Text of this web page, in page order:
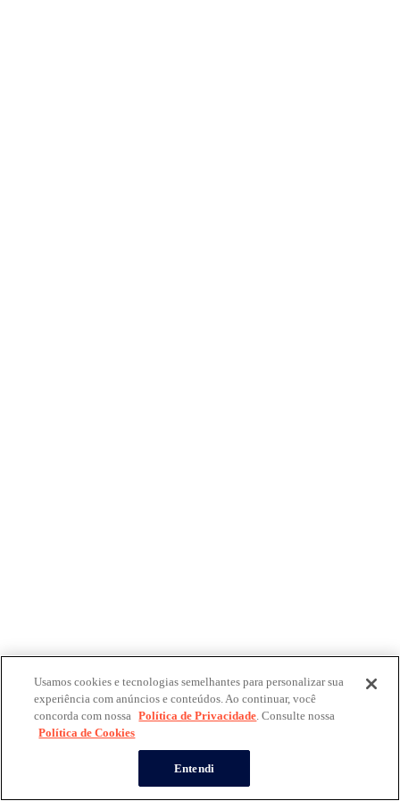
Usamos cookies e tecnologias semelhantes para personalizar sua
experiência com anúncios e conteúdos. Ao continuar, você
concorda com nossa Política de Privacidade. Consulte nossa
Política de Cookies
Entendi